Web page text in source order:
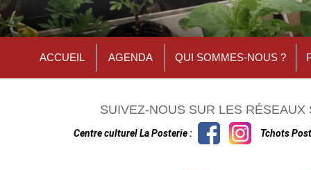
ACCUEIL AGENDA QUI SOMMES-NOUS ?
SUIVEZ-NOUS SUR LES RÉSEAUX
Centre culturel La Posterie : Tchots